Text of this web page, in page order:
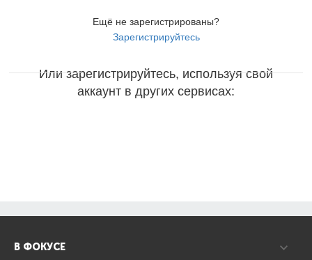
Ещё не зарегистрированы?
Зарегистрируйтесь
Или зарегистрируйтесь, используя свой
аккаунт в других сервисах:
В ФОКУСЕ